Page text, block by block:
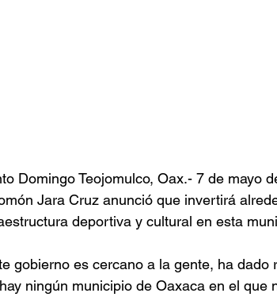
Domingo Teojomulco, Oax.- 7 de mayo
Jara Cruz anunció que invertirá
deportiva y cultural en esta
gobierno es cercano a la gente, ha
ningún municipio de Oaxaca en el que